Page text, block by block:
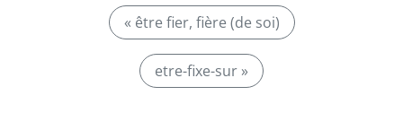
« être fier, fière (de soi)
etre-fixe-sur »